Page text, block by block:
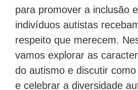
para promover a inclusão
indivíduos autistas
respeito que merecem.
vamos explorar as
do autismo e discutir
e celebrar a diversidade